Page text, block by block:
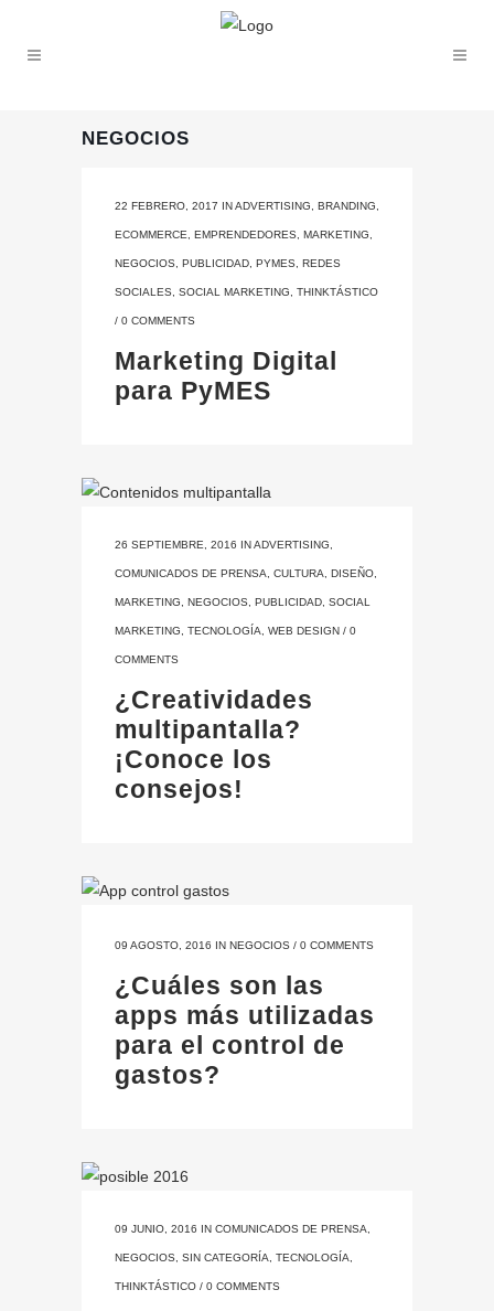
NEGOCIOS
22 FEBRERO, 2017 INADVERTISING BRANDING
ECOMMERCE EMPRENDEDORES MARKETING
NEGOCIOS PUBLICIDAD PYMES REDES
SOCIALES SOCIAL MARKETING THINKTÁSTICO
/ 0 COMMENTS
Marketing Digital
para PyMES
26 SEPTIEMBRE, 2016 INADVERTISING
COMUNICADOS DE PRENSA CULTURA DISEÑO
MARKETING NEGOCIOS PUBLICIDAD SOCIAL
MARKETING TECNOLOGÍA WEB DESIGN / 0
COMMENTS
¿Creatividades
multipantalla?
¡Conoce los
consejos!
09 AGOSTO, 2016 IN NEGOCIOS / 0 COMMENTS
¿Cuáles son las
apps más utilizadas
para el control de
gastos?
09 JUNIO, 2016 IN COMUNICADOS DE PRENSA
NEGOCIOS SIN CATEGORÍA TECNOLOGÍA
THINKTÁSTICO / 0 COMMENTS